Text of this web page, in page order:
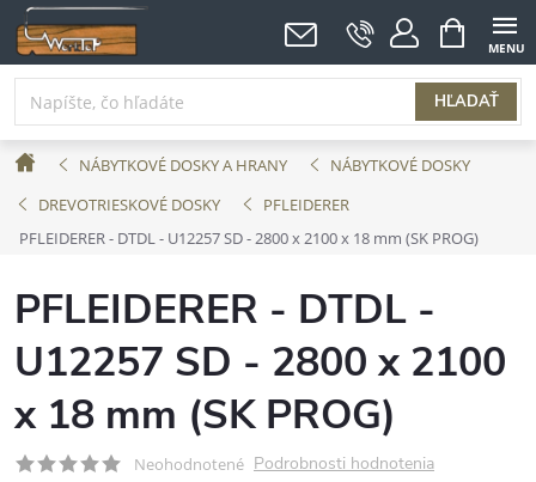
Prejsť
na
obsah
HĽADAŤ
NÁKUPNÝ
KOŠÍK
DomovNÁBYTKOVÉ DOSKY A HRANY
NÁBYTKOVÉ DOSKY
DREVOTRIESKOVÉ DOSKY
PFLEIDERER
PFLEIDERER - DTDL - U12257 SD - 2800 x 2100 x 18 mm (SK PROG)
PFLEIDERER - DTDL -
U12257 SD - 2800 x 2100
x 18 mm (SK PROG)
Neohodnotené Podrobnosti hodnotenia